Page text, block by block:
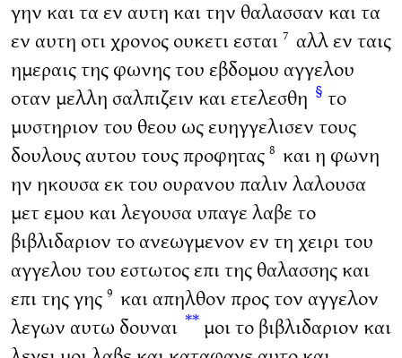
γην και τα εν αυτη και την θαλασσαν και τα
εν αυτη οτι χρονος ουκετι εσται 7 αλλ εν ταις
ημεραις της φωνης του εβδομου αγγελου
οταν μελλη σαλπιζειν και ετελεσθη § το
μυστηριον του θεου ως ευηγγελισεν τους
δουλους αυτου τους προφητας 8 και η φωνη
ην ηκουσα εκ του ουρανου παλιν λαλουσα
μετ εμου και λεγουσα υπαγε λαβε το
βιβλιδαριον το ανεωγμενον εν τη χειρι του
αγγελου του εστωτος επι της θαλασσης και
επι της γης 9 και απηλθον προς τον αγγελον
λεγων αυτω δουναι **μοι το βιβλιδαριον και